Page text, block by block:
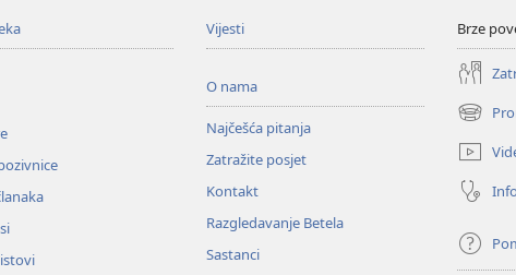
Vijesti
O nama
Najčešća pitanja
Zatražite posjet
Kontakt
Razgledavanje Betela
Sastanci
Brze
(otvara
se
novi
prozor)